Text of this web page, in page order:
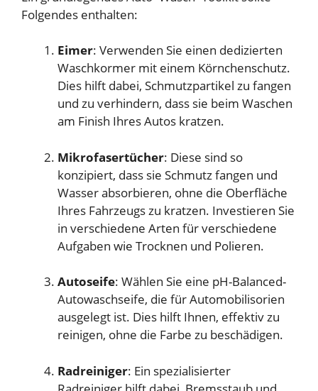
Folgendes enthalten:
Eimer: Verwenden Sie einen dedizierten
Waschkormer mit einem Körnchenschutz.
Dies hilft dabei, Schmutzpartikel zu fangen
und zu verhindern, dass sie beim Waschen
am Finish Ihres Autos kratzen.
Mikrofasertücher: Diese sind so
konzipiert, dass sie Schmutz fangen und
Wasser absorbieren, ohne die Oberfläche
Ihres Fahrzeugs zu kratzen. Investieren Sie
in verschiedene Arten für verschiedene
Aufgaben wie Trocknen und Polieren.
Autoseife: Wählen Sie eine pH-Balanced-
Autowaschseife, die für Automobilisorien
ausgelegt ist. Dies hilft Ihnen, effektiv zu
reinigen, ohne die Farbe zu beschädigen.
Radreiniger: Ein spezialisierter